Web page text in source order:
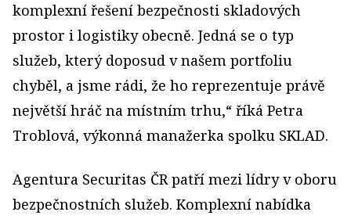
komplexní řešení bezpečnosti skladových
prostor i logistiky obecně. Jedná se o typ
služeb, který doposud v našem portfoliu
chyběl, a jsme rádi, že ho reprezentuje právě
největší hráč na místním trhu,“ říká Petra
Troblová, výkonná manažerka spolku SKLAD.
Agentura Securitas ČR patří mezi lídry v oboru
bezpečnostních služeb. Komplexní nabídka